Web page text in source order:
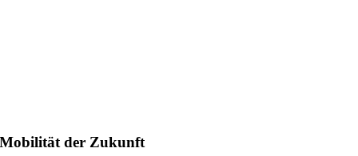
Mobilität der Zukunft